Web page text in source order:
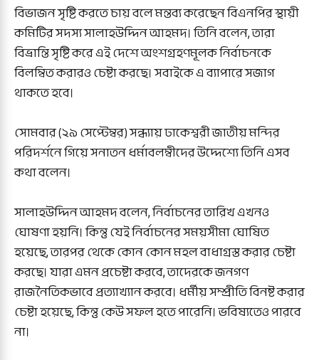
বিভাজন সৃষ্টি করতে চায় বলে মন্তব্য করেছেন বিএনপির স্থায়ী
কমিটির সদস্য সালাহউদ্দিন আহমদ। তিনি বলেন, তারা
বিভ্রান্তি সৃষ্টি করে এই দেশে অংশগ্রহণমূলক নির্বাচনকে
বিলম্বিত করারও চেষ্টা করছে। সবাইকে এ ব্যাপারে সজাগ
থাকতে হবে।
সোমবার (২৯ সেপ্টেম্বর) সন্ধ্যায় ঢাকেশ্বরী জাতীয় মন্দির
পরিদর্শনে গিয়ে সনাতন ধর্মাবলম্বীদের উদ্দেশ্যে তিনি এসব
কথা বলেন।
সালাহউদ্দিন আহমদ বলেন, নির্বাচনের তারিখ এখনও
ঘোষণা হয়নি। কিন্তু যেই নির্বাচনের সময়সীমা ঘোষিত
হয়েছে, তারপর থেকে কোন কোন মহল বাধাগ্রস্ত করার চেষ্টা
করছে। যারা এমন প্রচেষ্টা করবে, তাদেরকে জনগণ
রাজনৈতিকভাবে প্রত্যাখ্যান করবে। ধর্মীয় সম্প্রীতি বিনষ্ট করার
চেষ্টা হয়েছে, কিন্তু কেউ সফল হতে পারেনি। ভবিষ্যতেও পারবে
না।